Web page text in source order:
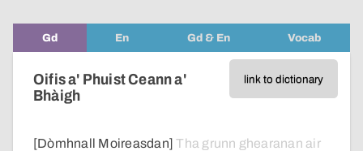
Gd En Gd & En Vocab
link to dictionary
Oifis a' Phuist Ceann a'
Bhàigh
[Dòmhnall Moireasdan]Tha grunn ghearanan air